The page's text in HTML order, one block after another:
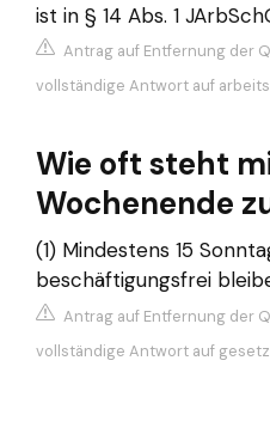
ist in § 14 Abs. 1
Antrag auf Entfernung der
vollständige Antwort auf
Wie oft steht
Wochenende
(1) Mindestens 15
beschäftigungsfrei
Antrag auf Entfernung der
vollständige Antwort auf